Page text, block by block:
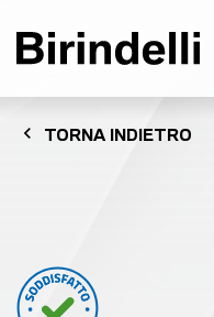
chevron_left TORNA INDIETRO